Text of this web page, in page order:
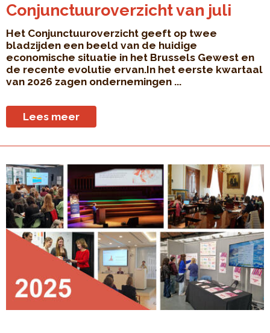
Conjunctuuroverzicht van juli
Het Conjunctuuroverzicht geeft op twee
bladzijden een beeld van de huidige
economische situatie in het Brussels Gewest en
de recente evolutie ervan.In het eerste kwartaal
van 2026 zagen ondernemingen ...
Lees meer